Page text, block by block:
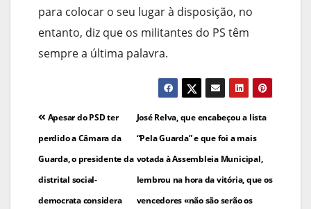
para colocar o seu lugar à disposição, no
entanto, diz que os militantes do PS têm
sempre a última palavra.
Navegação
de
artigos
José Relva, que encabeçou a lista
“Pela Guarda” e que foi a mais
votada à Assembleia Municipal,
lembrou na hora da vitória, que os
vencedores «não são serão os
Apesar do PSD ter
perdido a Câmara da
Guarda, o presidente da
distrital social-
democrata considera